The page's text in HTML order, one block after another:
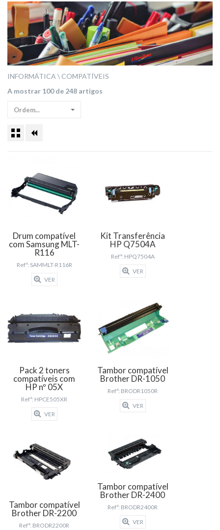
INFORMÁTICA
COMPATÍVEIS
A mostrar 100 de 248 artigos
Ordem...
Drum compatível
com Samsung MLT-
R116
Refª: SAMMLT-R116R
VER
Kit Transferência
HP Q7504A
Refª: HPQ7504A
VER
Pack 2 toners
compatíveis com
HP nº 05X
Refª: HPCE505XR
VER
Tambor compatível
Brother DR-1050
Refª: BRODR1050R
VER
Tambor compatível
Brother DR-2200
Refª: BRODR2200R
Tambor compatível
Brother DR-2400
Refª: BRODR2400R
VER